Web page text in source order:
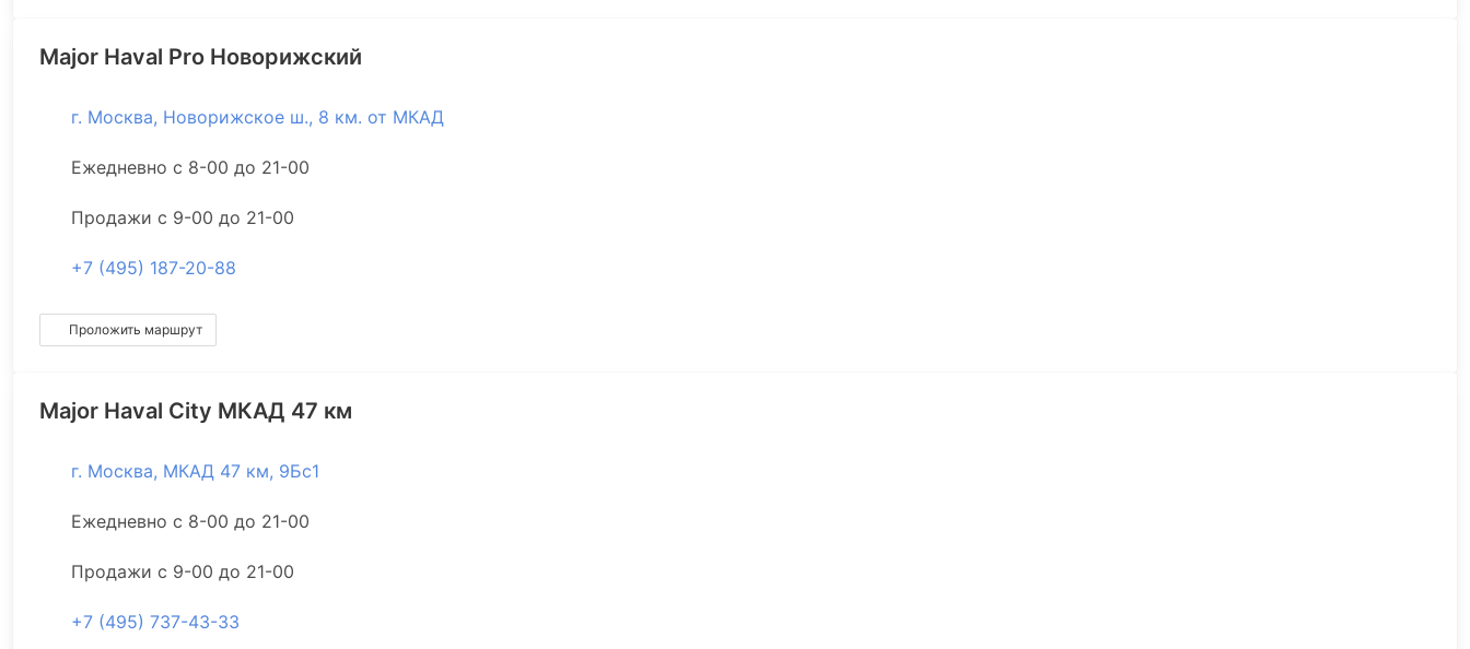
Major Haval Pro Новорижский
г. Москва, Новорижское ш., 8 км. от МКАД
Ежедневно с 8-00 до 21-00
Продажи с 9-00 до 21-00
+7 (495) 187-20-88
Проложить маршрут
Major Haval City МКАД 47 км
г. Москва, МКАД 47 км, 9Бс1
Ежедневно с 8-00 до 21-00
Продажи с 9-00 до 21-00
+7 (495) 737-43-33